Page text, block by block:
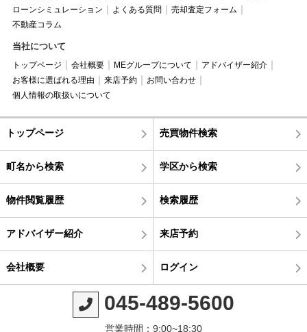
ローンシミュレーション
よくある質問
売却査定フォーム
不動産コラム
当社について
トップページ 会社概要 MEグループについて
アドバイザー紹介
お客様に選ばれる理由
来店予約
お問い合わせ
個人情報の取扱いについて
トップページ 売買物件検索
町名から検索 学区から検索
物件閲覧履歴 検索履歴
アドバイザー紹介 来店予約
会社概要 ログイン
045-489-5600
営業時間：9:00~18:30